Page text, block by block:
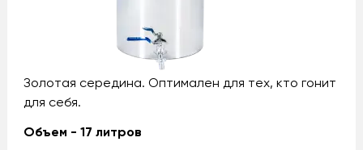
Золотая середина. Оптимален для тех, кто гонит
для себя.
Объем - 17 литров